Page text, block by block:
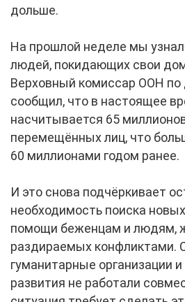
дольше.
На прошлой неделе мы
людей, покидающих свои
Верховный комиссар ООН
сообщил, что в настоящее
насчитывается 65
перемещённых лиц, что
60 миллионами годом ранее.
И это снова подчёркивает
необходимость поиска
помощи беженцам и людям,
раздираемых конфликтами.
гуманитарные организации и
развития не работали